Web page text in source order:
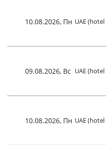
10.08.2026, Пн UAE
09.08.2026, Вс UAE
10.08.2026, Пн UAE